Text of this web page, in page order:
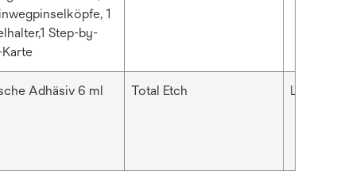
1
Step-by-
Adhäsiv 6 ml Total Etch